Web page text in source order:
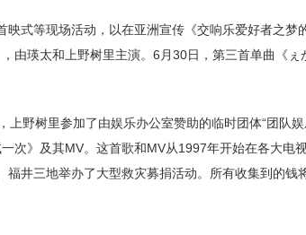
式等现场活动，以在亚洲宣传《交响乐爱好者之梦
由瑛太和上野树里主演。6月30日，第三首单曲《ぇ
野树里参加了由娱乐办公室赞助的临时团体“团队
次》及其MV。这首歌和MV从1997年开始在各大电
井三地举办了大型救灾募捐活动。所有收集到的钱